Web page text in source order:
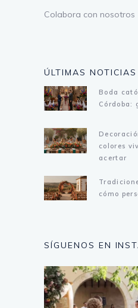
Colabora con nosotros
ÚLTIMAS NOTICIAS
Boda
Córdoba:
colores
acertar
cómo
SÍGUENOS EN